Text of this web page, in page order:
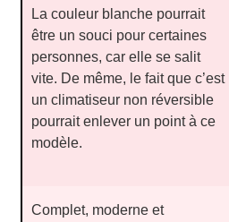
La couleur blanche pourrait
être un souci pour certaines
personnes, car elle se salit
vite. De même, le fait que c’est
un climatiseur non réversible
pourrait enlever un point à ce
modèle.
Complet, moderne et